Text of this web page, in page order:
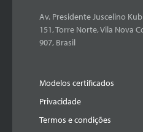
Av. Presidente Juscelino
151, Torre Norte, Vila Nova
907, Brasil
Modelos certificados
Privacidade
Termos e condições